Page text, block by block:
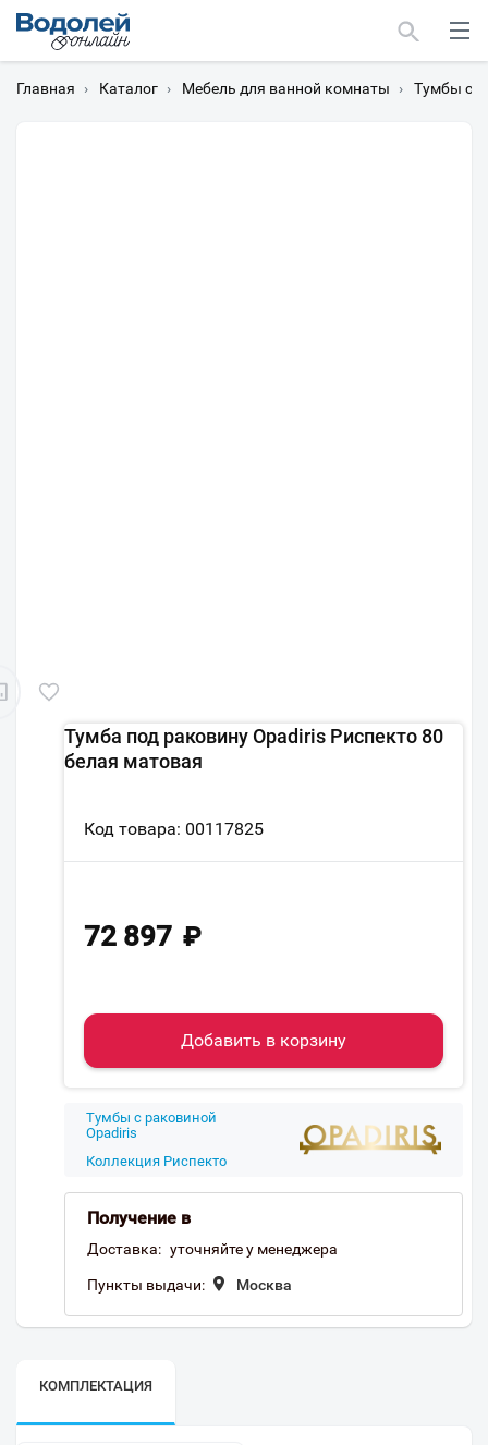
Главная › Каталог › Мебель для ванной комнаты › Тумбы с
Тумба под раковину Opadiris Риспекто 80
белая матовая
Код товара: 00117825
72 897 ₽
Добавить в корзину
Тумбы с раковиной
Opadiris
Коллекция Риспекто
Получение в
Доставка: уточняйте у менеджера
Пункты выдачи: Москва
КОМПЛЕКТАЦИЯ